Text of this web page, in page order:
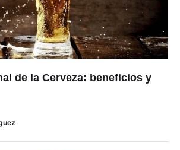
de la Cerveza: beneficios y